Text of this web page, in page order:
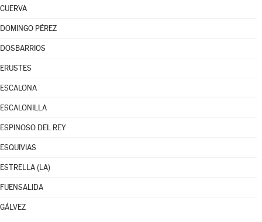
CUERVA
DOMINGO PÉREZ
DOSBARRIOS
ERUSTES
ESCALONA
ESCALONILLA
ESPINOSO DEL REY
ESQUIVIAS
ESTRELLA (LA)
FUENSALIDA
GÁLVEZ